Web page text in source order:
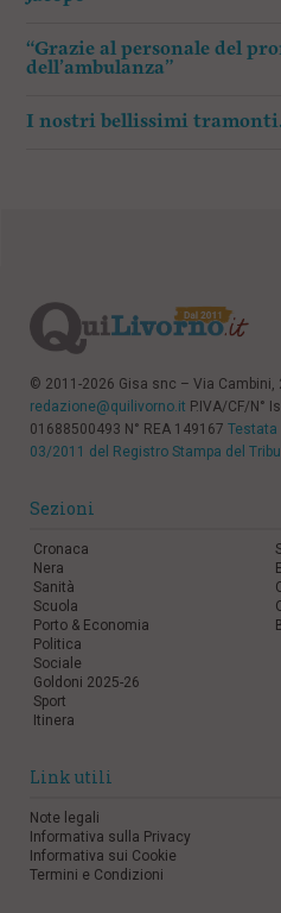
“Grazie al personale del
dell’ambulanza”
I nostri bellissimi
© 2011-2026 Gisa snc – Via Cambini,
redazione@quilivorno.it P.IVA/CF/N°
01688500493 N° REA 149167
03/2011 del Registro Stampa del
Sezioni
Cronaca
Nera
Sanità
Scuola
Porto & Economia
Politica
Sociale
Goldoni 2025-26
Sport
Itinera
Link utili
Note legali
Informativa sulla Privacy
Informativa sui Cookie
Termini e Condizioni